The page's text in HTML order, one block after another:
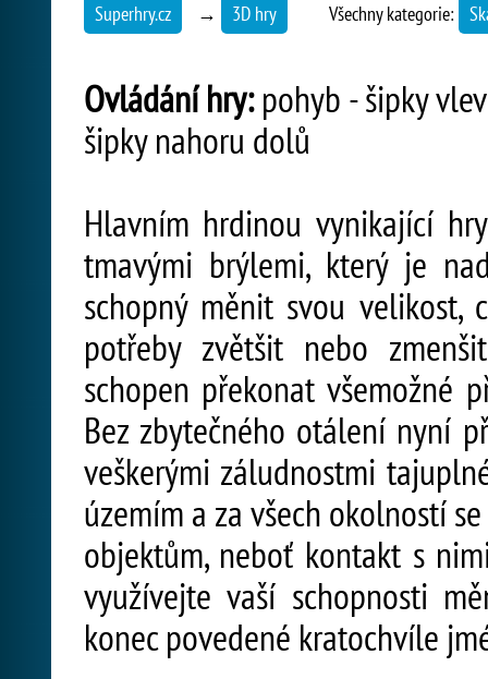
Superhry.cz → 3D hry Všechny kategorie:
Ovládání hry:pohyb - šipky
šipky nahoru dolů
Hlavním hrdinou vynikající
tmavými brýlemi, který je
schopný měnit svou velikost,
potřeby zvětšit nebo
schopen překonat všemožné
Bez zbytečného otálení nyní
veškerými záludnostmi
územím a za všech okolností
objektům, neboť kontakt s
využívejte vaší schopnosti
konec povedené kratochvíle